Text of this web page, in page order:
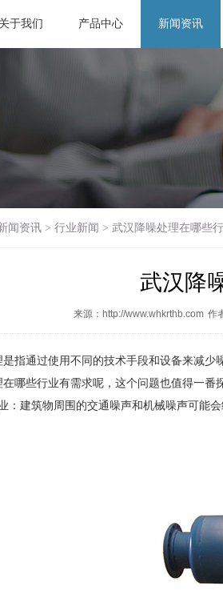
关于我们 产品中心 新闻资讯
闻资讯 > 行业新闻 > 武汉降噪处理在哪些
武汉降
来源：http://www.whkrthb.com 作
通过使用不同的技术手段和设备来减少
在哪些行业有需求呢，这个问题也值得一番
建筑物周围的交通噪声和机械噪声可能会